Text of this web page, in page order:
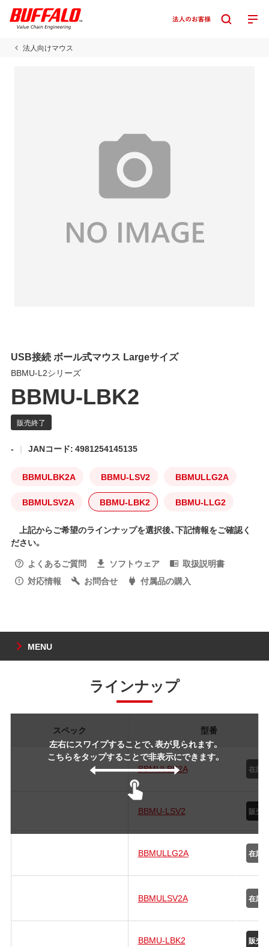
法人向けマウス
USB接続 ボール式マウス Largeサイズ
BBMU-L2シリーズ
BBMU-LBK2
- JANコード: 4981254145135
BBMULBK2A BBMU-LSV2 BBMULLG2A
BBMULSV2A BBMU-LBK2 BBMU-LLG2
上記からご希望のラインナップを選択後、下記情報をご確認く
ださい。
よくあるご質問
ソフトウェア
取扱説明書
対応情報
お問合せ 付属品の購入
MENU
ラインナップ
左右にスワイプすることで、表が見られます。
こちらをタップすることで非表示にできます。
スペック 型番
BBMULBK2A
BBMU-LSV2
BBMULLG2A
BBMULSV2A
BBMU-LBK2